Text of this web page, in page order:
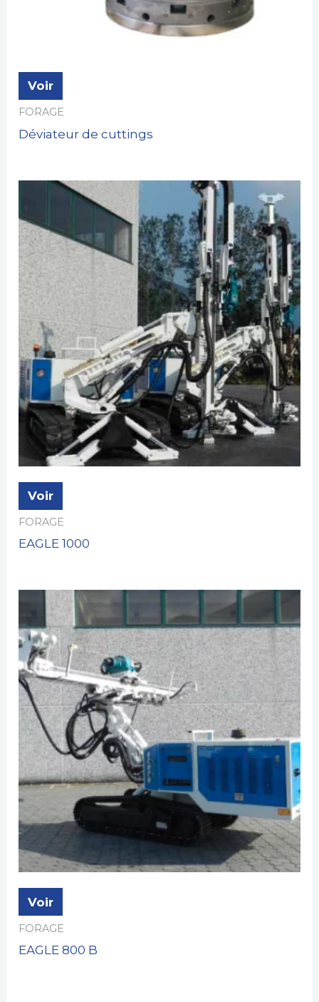
Voir
FORAGE
Déviateur de cuttings
Voir
FORAGE
EAGLE 1000
Voir
FORAGE
EAGLE 800 B